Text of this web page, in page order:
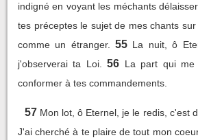
indigné en voyant les méchants
tes préceptes le sujet de mes chants
comme un étranger.
55 La nuit, ô
j'observerai ta Loi.
56 La part qui
conformer à tes commandements.
57 Mon lot, ô Eternel, je le redis, c'est
J'ai cherché à te plaire de tout mon